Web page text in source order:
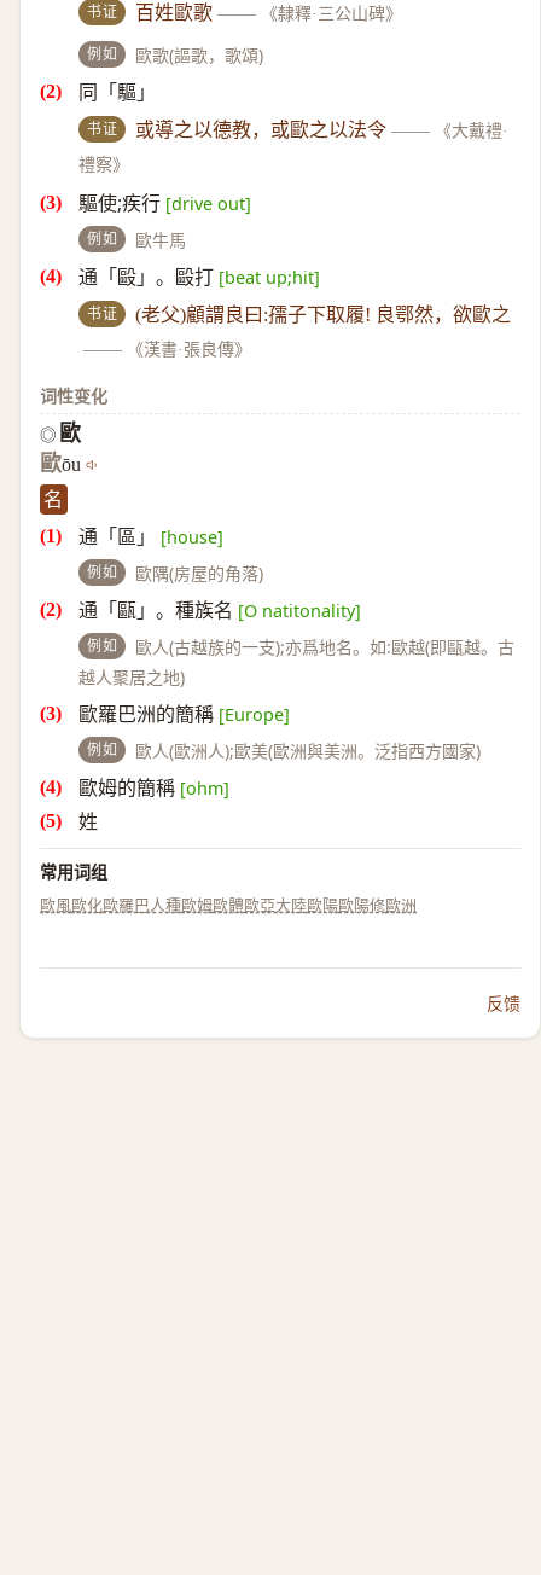
书证 百姓歐歌 —— 《隸釋·三公山碑》
例如 歐歌(謳歌，歌頌)
同「驅」
书证 或導之以德教，或歐之以法令 ——
《大戴禮·
禮察》
驅使;疾行 [drive out]
例如 歐牛馬
通「毆」。毆打 [beat up;hit]
书证
(老父)顧謂良曰:孺子下取履! 良鄂然，欲歐之
——
《漢書·張良傳》
词性变化
◎ 歐
歐ōu
名
通「區」 [house]
例如 歐隅(房屋的角落)
通「甌」。種族名 [O natitonality]
例如
歐人(古越族的一支);亦爲地名。如:歐越(即甌越。古
越人聚居之地)
歐羅巴洲的簡稱 [Europe]
例如 歐人(歐洲人);歐美(歐洲與美洲。泛指西方國家)
歐姆的簡稱 [ohm]
姓
常用词组
歐風歐化歐羅巴人種歐姆歐體歐亞大陸歐陽歐陽修歐洲
反馈